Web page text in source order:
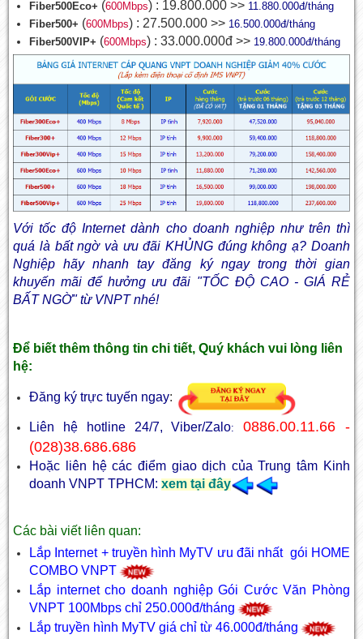
Fiber500Eco+ (600Mbps) : 19.800.000 >> 11.880.000đ/tháng
Fiber500+ (600Mbps) : 27.500.000 >> 16.500.000đ/tháng
Fiber500VIP+ (600Mbps) : 33.000.000đ >> 19.800.000đ/tháng
Với tốc độ Internet dành cho doanh nghiệp như trên thì
quá là bất ngờ và ưu đãi KHỦNG đúng không ạ? Doanh
Nghiệp hãy nhanh tay đăng ký ngay trong thời gian
khuyến mãi để hưởng ưu đãi "TỐC ĐỘ CAO - GIÁ RẺ
BẤT NGỜ" từ VNPT nhé!
Để biết thêm thông tin chi tiết, Quý khách vui lòng liên
hệ:
Đăng ký trực tuyến ngay:
Liên hệ hotline 24/7, Viber/Zalo:0886.00.11.66 -
(028)38.686.686
Hoặc liên hệ các điểm giao dịch của Trung tâm Kinh
doanh VNPT TPHCM: xem tại đây
Các bài viết liên quan:
Lắp Internet + truyền hình MyTV ưu đãi nhất gói HOME
COMBO VNPT
Lắp internet cho doanh nghiệp Gói Cước Văn Phòng
VNPT 100Mbps chỉ 250.000đ/tháng
Lắp truyền hình MyTV giá chỉ từ 46.000đ/tháng